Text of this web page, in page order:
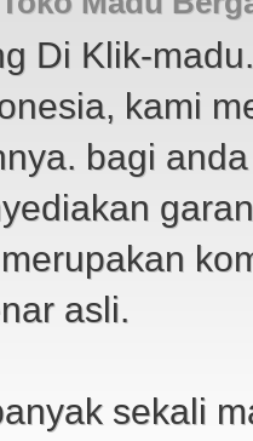
Di Klik-
kami
bagi
asli.
sekali